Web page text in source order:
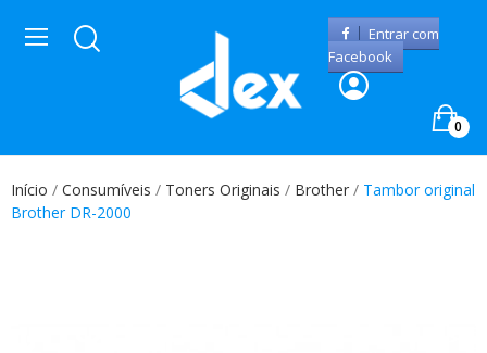
Entrar com
Facebook
0
Início Consumíveis Toners Originais Brother
Tambor original
Brother DR-2000